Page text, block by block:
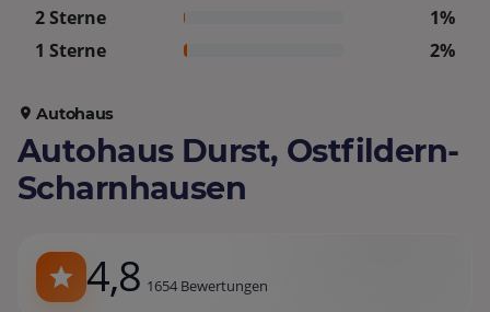
2 Sterne
1%
1 Sterne
2%
Autohaus
Autohaus Durst, Ostfildern-
Scharnhausen
4,8 1654 Bewertungen